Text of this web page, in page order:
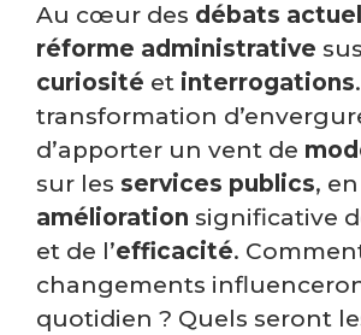
Au cœur des débats
réforme administrative
curiosité et interrogations
transformation
d’apporter un vent de
sur les services publics,
amélioration significative
et de l’efficacité.
changements
quotidien ? Quels seront